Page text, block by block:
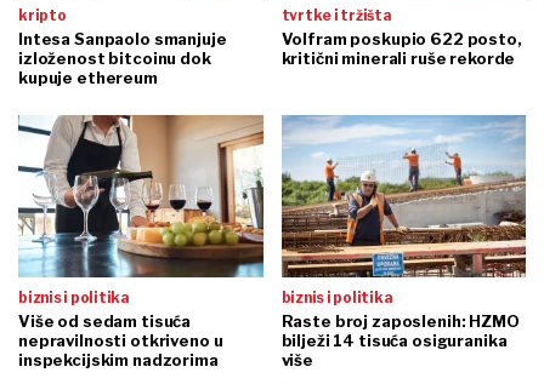
kripto
Intesa Sanpaolo smanjuje
izloženost bitcoinu dok
kupuje ethereum
tvrtke i tržišta
Volfram poskupio 622 posto,
kritični minerali ruše rekorde
biznis i politika
Više od sedam tisuća
nepravilnosti otkriveno u
inspekcijskim nadzorima
biznis i politika
Raste broj zaposlenih: HZMO
bilježi 14 tisuća osiguranika
više